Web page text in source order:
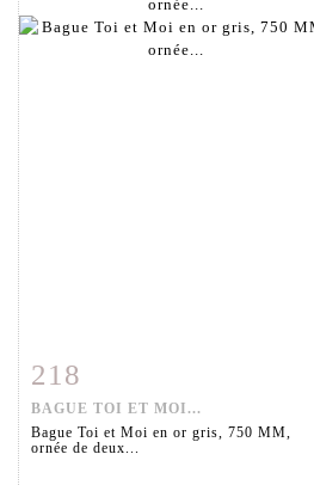
Fiche détaillée
218
BAGUE TOI ET MOI...
Bague Toi et Moi en or gris, 750 MM,
ornée de deux...